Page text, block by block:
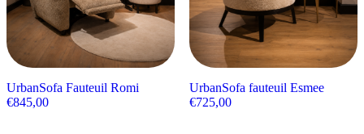
UrbanSofa Fauteuil Romi
€845,00
UrbanSofa fauteuil Esmee
€725,00